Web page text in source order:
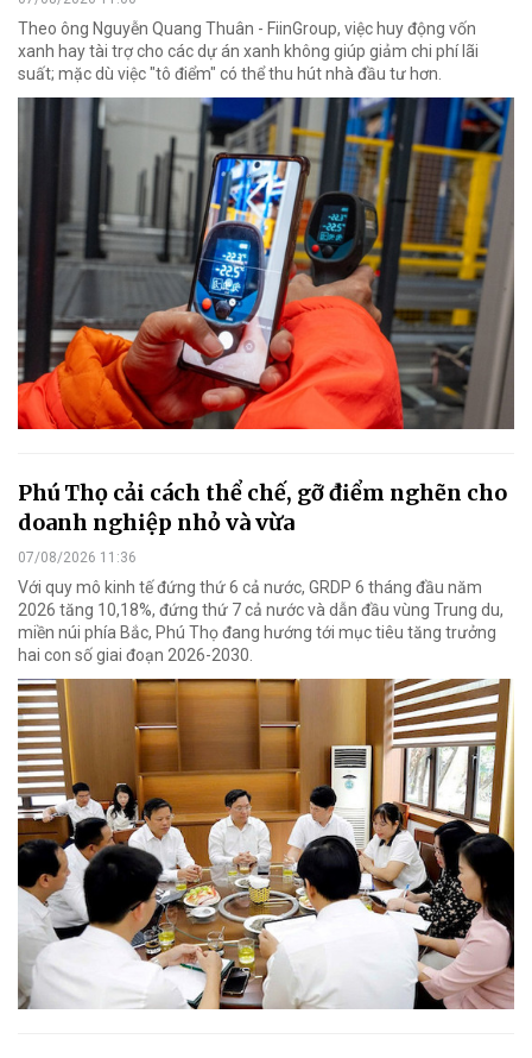
Theo ông Nguyễn Quang Thuân - FiinGroup, việc huy động vốn
xanh hay tài trợ cho các dự án xanh không giúp giảm chi phí lãi
suất; mặc dù việc "tô điểm" có thể thu hút nhà đầu tư hơn.
Phú Thọ cải cách thể chế, gỡ điểm nghẽn cho
doanh nghiệp nhỏ và vừa
07/08/2026 11:36
Với quy mô kinh tế đứng thứ 6 cả nước, GRDP 6 tháng đầu năm
2026 tăng 10,18%, đứng thứ 7 cả nước và dẫn đầu vùng Trung du,
miền núi phía Bắc, Phú Thọ đang hướng tới mục tiêu tăng trưởng
hai con số giai đoạn 2026-2030.